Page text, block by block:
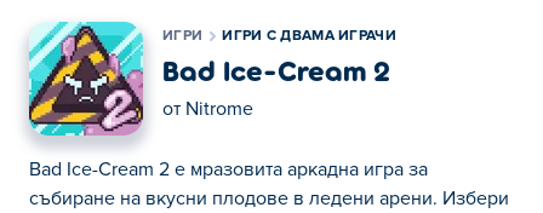
ИГРИ ИГРИ С ДВАМА ИГРАЧИ
Bad Ice-Cream 2
от Nitrome
Bad Ice-Cream 2 е мразовита аркадна игра за
събиране на вкусни плодове в ледени арени. Избери